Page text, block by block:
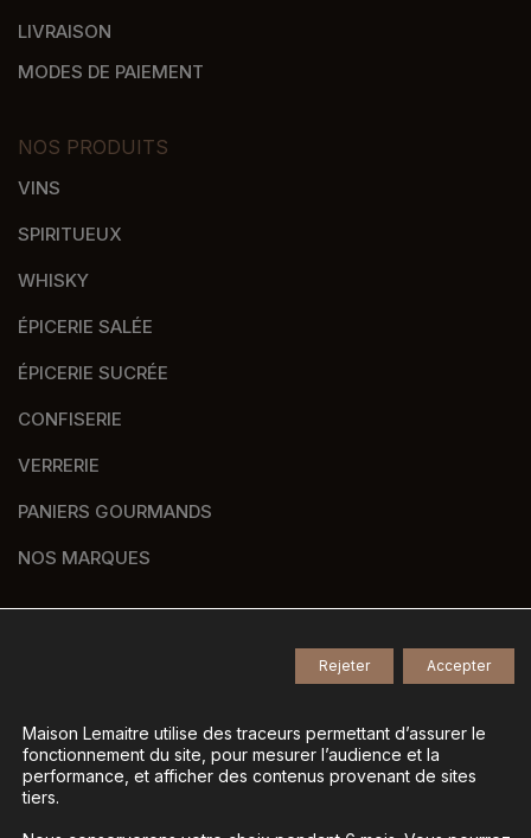
LIVRAISON
MODES DE PAIEMENT
NOS PRODUITS
VINS
SPIRITUEUX
WHISKY
ÉPICERIE SALÉE
ÉPICERIE SUCRÉE
CONFISERIE
VERRERIE
PANIERS GOURMANDS
NOS MARQUES
Tous droits réservés -
Mentions légales-
Gestion des données personnelles-
Gérer mes cookies
Maison Lemaitre utilise des traceurs permettant d’assurer le
fonctionnement du site, pour mesurer l’audience et la
performance, et afficher des contenus provenant de sites
tiers.
Accepter
Rejeter